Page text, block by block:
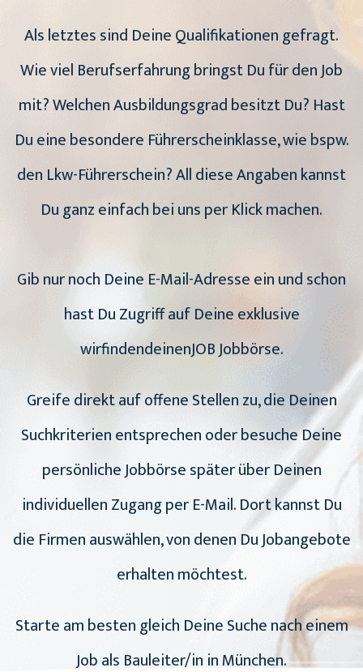
Als letztes sind Deine Qualifikationen gefragt.
Wie viel Berufserfahrung bringst Du für den Job
mit? Welchen Ausbildungsgrad besitzt Du? Hast
Du eine besondere Führerscheinklasse, wie bspw.
den Lkw-Führerschein? All diese Angaben kannst
Du ganz einfach bei uns per Klick machen.
Gib nur noch Deine E-Mail-Adresse ein und schon
hast Du Zugriff auf Deine exklusive
wirfindendeinenJOB Jobbörse.
Greife direkt auf offene Stellen zu, die Deinen
Suchkriterien entsprechen oder besuche Deine
persönliche Jobbörse später über Deinen
individuellen Zugang per E-Mail. Dort kannst Du
die Firmen auswählen, von denen Du Jobangebote
erhalten möchtest.
Starte am besten gleich Deine Suche nach einem
Job als Bauleiter/in in München.